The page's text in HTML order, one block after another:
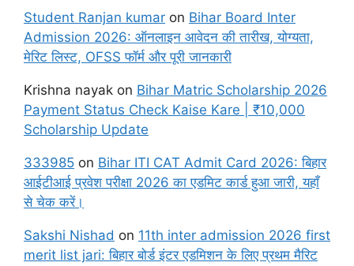
Student Ranjan kumar on Bihar Board Inter
Admission 2026: ऑनलाइन आवेदन की तारीख, योग्यता,
मेरिट लिस्ट, OFSS फॉर्म और पूरी जानकारी
Krishna nayak on Bihar Matric Scholarship 2026
Payment Status Check Kaise Kare | ₹10,000
Scholarship Update
333985 on Bihar ITI CAT Admit Card 2026: बिहार
आईटीआई प्रवेश परीक्षा 2026 का एडमिट कार्ड हुआ जारी, यहाँ
से चेक करें।
Sakshi Nishad on 11th inter admission 2026 first
merit list jari: बिहार बोर्ड इंटर एडमिशन के लिए प्रथम मैरिट